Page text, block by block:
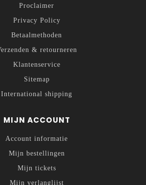
Proclaimer
Privacy Policy
Betaalmethoden
& retourneren
Klantenservice
Sitemap
International shipping
MIJN ACCOUNT
Account informatie
Mijn bestellingen
Mijn tickets
Mijn verlanglijst